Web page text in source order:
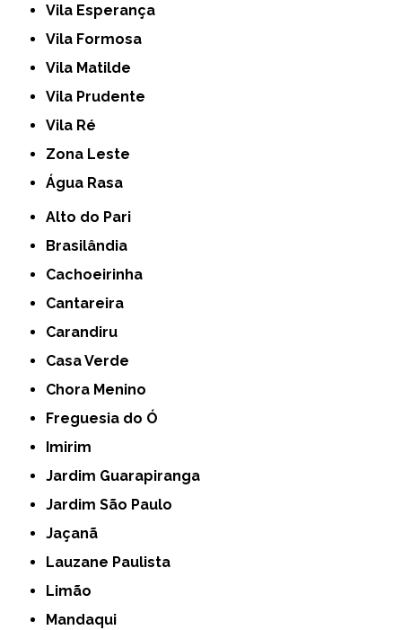
Vila Esperança
Vila Formosa
Vila Matilde
Vila Prudente
Vila Ré
Zona Leste
Água Rasa
Alto do Pari
Brasilândia
Cachoeirinha
Cantareira
Carandiru
Casa Verde
Chora Menino
Freguesia do Ó
Imirim
Jardim Guarapiranga
Jardim São Paulo
Jaçanã
Lauzane Paulista
Limão
Mandaqui